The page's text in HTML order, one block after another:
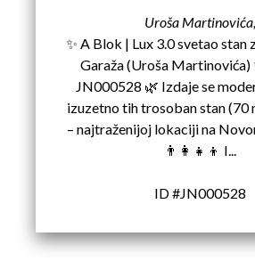
Uroša Martinovića,
✨ A Blok | Lux 3.0 svetao stan
Garaža (Uroša Martinovića)
JN000528 🌿 Izdaje se
izuzetno tih trosoban stan (70
– najtraženijoj lokaciji na
👨‍👩‍👧‍👦 I...
ID #JN000528